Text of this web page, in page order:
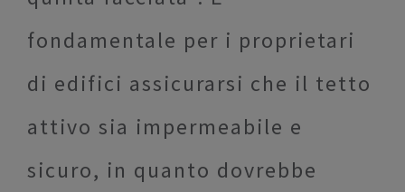
fondamentale per i proprietari
di edifici assicurarsi che il tetto
attivo sia impermeabile e
sicuro, in quanto dovrebbe